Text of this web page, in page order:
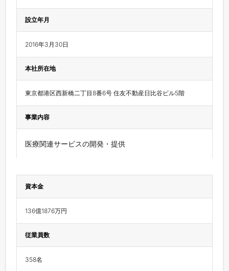
設立年月
2016年3月30日
本社所在地
東京都港区西新橋二丁目8番6号 住友不動産日比谷ビル5階
事業内容
医療関連サービスの開発・提供
資本金
136億1876万円
従業員数
358名